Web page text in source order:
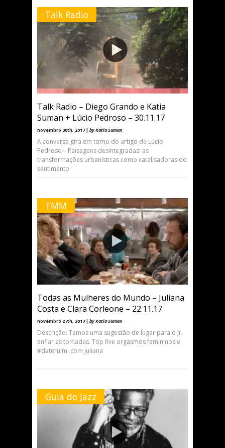
Talk Radio
Talk Radio – Diego Grando e Katia
Suman + Lúcio Pedroso – 30.11.17
novembro 30th, 2017 | by Katia Suman
A conversa gira em torno do artigo de Lúcio
Pedroso – Paisagens desintegradas: as
transformações urbanísticas como catalisadoras do
sentimento
TMM
Todas as Mulheres do Mundo – Juliana
Costa e Clara Corleone – 22.11.17
novembro 27th, 2017 | by Katia Suman
Descrição: Temos uma sugestão de lugar para o Jr.
enfiar as tomadas. Top five orgasmos femininos e
#dateruim. com Juliana
Guia do Jazz